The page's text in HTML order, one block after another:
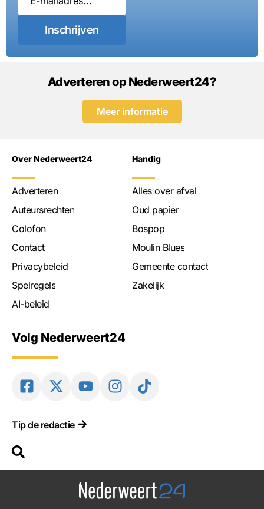
Inschrijven
Adverteren op Nederweert24?
Meer informatie
Over Nederweert24
Adverteren
Auteursrechten
Colofon
Contact
Privacybeleid
Spelregels
AI-beleid
Handig
Alles over afval
Oud papier
Bospop
Moulin Blues
Gemeente contact
Zakelijk
Volg Nederweert24
Tip de redactie